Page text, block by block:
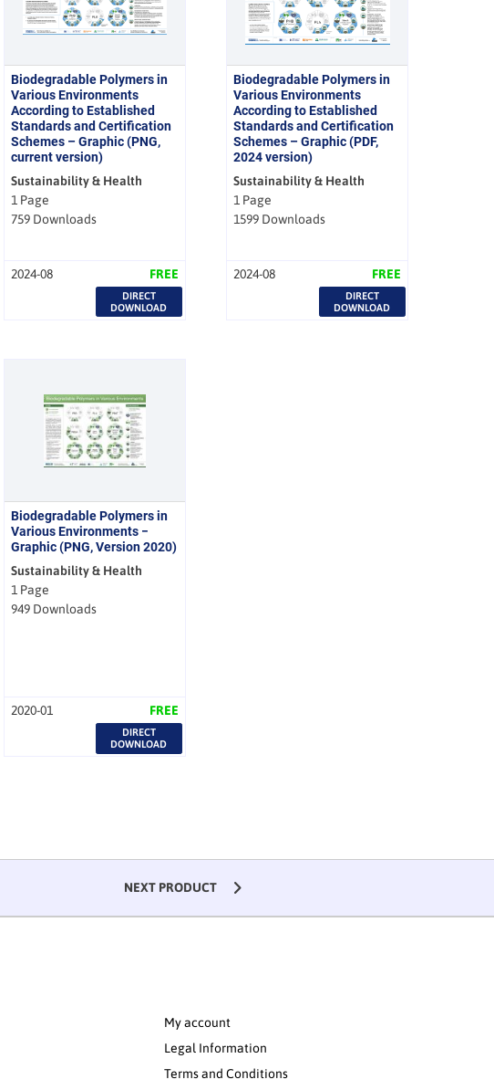
Biodegradable Polymers in
Various Environments
According to Established
Standards and Certification
Schemes – Graphic (PNG,
current version)
Sustainability & Health
1 Page
759 Downloads
2024-08 FREE
DIRECT
DOWNLOAD
Biodegradable Polymers in
Various Environments
According to Established
Standards and Certification
Schemes – Graphic (PDF,
2024 version)
Sustainability & Health
1 Page
1599 Downloads
2024-08 FREE
DIRECT
DOWNLOAD
Biodegradable Polymers in
Various Environments −
Graphic (PNG, Version 2020)
Sustainability & Health
1 Page
949 Downloads
2020-01 FREE
DIRECT
DOWNLOAD
NEXT PRODUCT
My account
Legal Information
Terms and Conditions